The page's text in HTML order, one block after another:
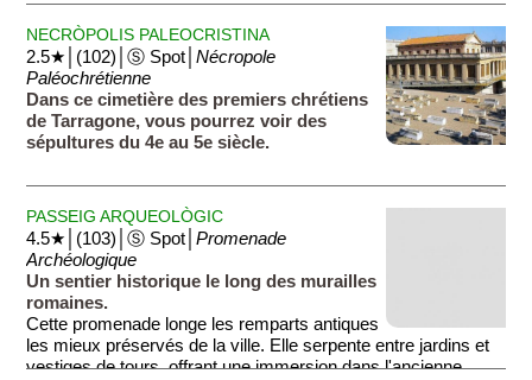
NECRÒPOLIS PALEOCRISTINA
2.5★│(102)│Ⓢ Spot│Nécropole
Paléochrétienne
Dans ce cimetière des premiers chrétiens
de Tarragone, vous pourrez voir des
sépultures du 4e au 5e siècle.
PASSEIG ARQUEOLÒGIC
4.5★│(103)│Ⓢ Spot│Promenade
Archéologique
Un sentier historique le long des murailles
romaines.
Cette promenade longe les remparts antiques
les mieux préservés de la ville. Elle serpente entre jardins et
vestiges de tours, offrant une immersion dans l'ancienne